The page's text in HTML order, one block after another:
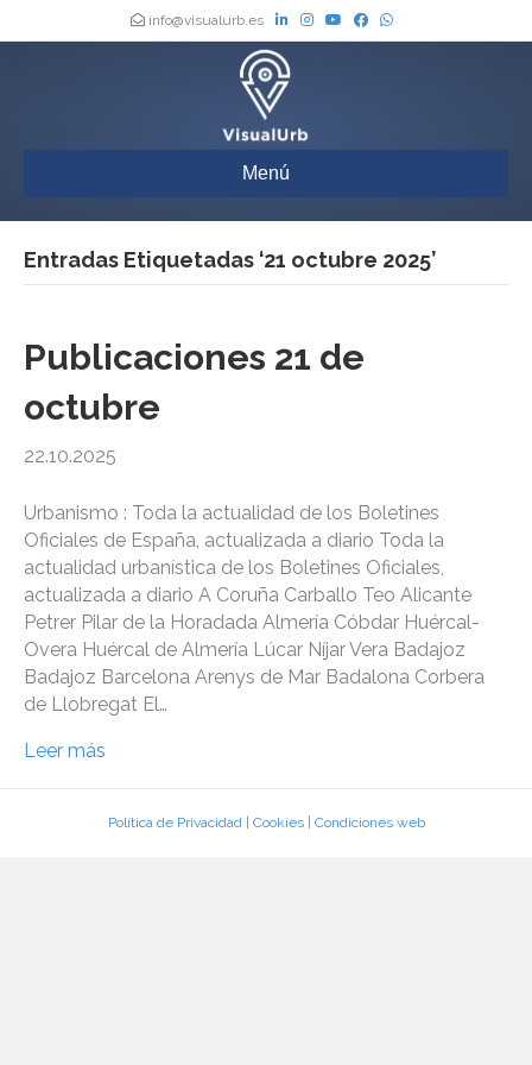
info@visualurb.es
Menú
Entradas Etiquetadas ‘21 octubre 2025’
Publicaciones 21 de
octubre
22.10.2025
Urbanismo : Toda la actualidad de los Boletines
Oficiales de España, actualizada a diario Toda la
actualidad urbanística de los Boletines Oficiales,
actualizada a diario A Coruña Carballo Teo Alicante
Petrer Pilar de la Horadada Almería Cóbdar Huércal-
Overa Huércal de Almería Lúcar Níjar Vera Badajoz
Badajoz Barcelona Arenys de Mar Badalona Corbera
de Llobregat El…
Leer más
Política de Privacidad| Cookies| Condiciones web